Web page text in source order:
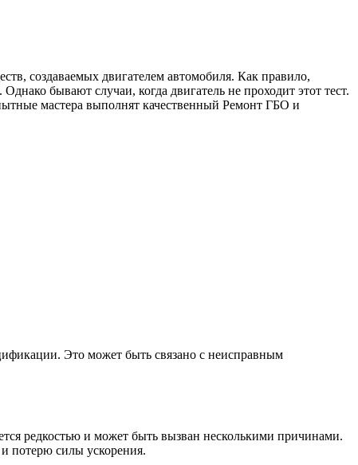
создаваемых двигателем автомобиля. Как правило,
бывают случаи, когда двигатель не проходит этот тест.
мастера выполнят качественный Ремонт ГБО и
Это может быть связано с неисправным
редкостью и может быть вызван несколькими причинами.
потерю силы ускорения.